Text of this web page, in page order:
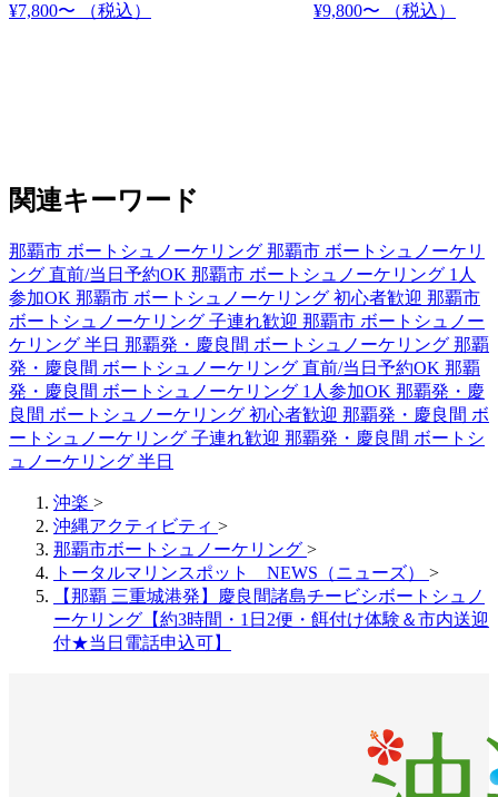
¥7,800〜
（税込）
¥9,800〜
（税込）
関連キーワード
那覇市 ボートシュノーケリング 那覇市 ボートシュノーケリ
ング 直前/当日予約OK 那覇市 ボートシュノーケリング 1人
参加OK 那覇市 ボートシュノーケリング 初心者歓迎 那覇市
ボートシュノーケリング 子連れ歓迎 那覇市 ボートシュノー
ケリング 半日 那覇発・慶良間 ボートシュノーケリング 那覇
発・慶良間 ボートシュノーケリング 直前/当日予約OK 那覇
発・慶良間 ボートシュノーケリング 1人参加OK 那覇発・慶
良間 ボートシュノーケリング 初心者歓迎 那覇発・慶良間 ボ
ートシュノーケリング 子連れ歓迎 那覇発・慶良間 ボートシ
ュノーケリング 半日
沖楽 >
沖縄アクティビティ >
那覇市ボートシュノーケリング >
トータルマリンスポット NEWS（ニューズ） >
【那覇 三重城港発】慶良間諸島チービシボートシュノ
ーケリング【約3時間・1日2便・餌付け体験＆市内送迎
付★当日電話申込可】